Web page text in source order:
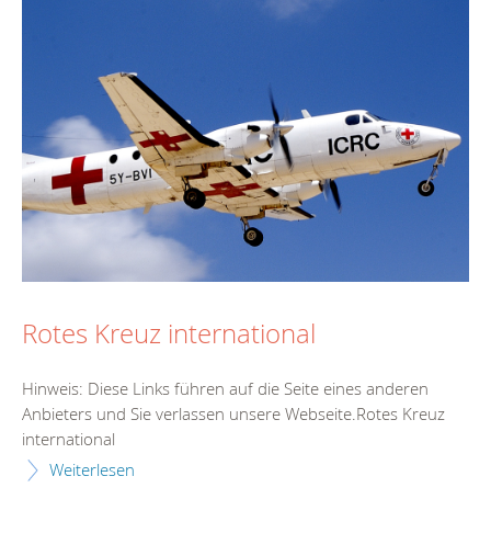
Rotes Kreuz international
Hinweis: Diese Links führen auf die Seite eines anderen
Anbieters und Sie verlassen unsere Webseite.Rotes Kreuz
international
Weiterlesen